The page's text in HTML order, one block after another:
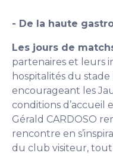
- De la haute
Les jours de
partenaires et leurs
hospitalités du
encourageant les
conditions d’accueil
Gérald CARDOSO
rencontre en
du club visiteur, tout